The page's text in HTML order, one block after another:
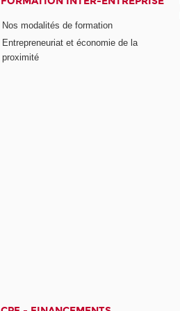
Nos modalités de formation
Entrepreneuriat et économie de la
proximité